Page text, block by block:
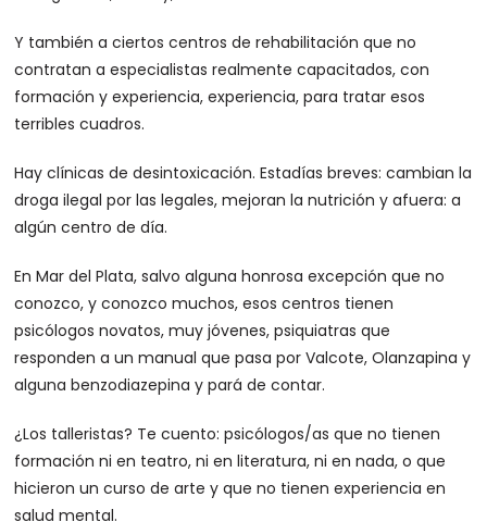
Y también a ciertos centros de rehabilitación que no
contratan a especialistas realmente capacitados, con
formación y experiencia, experiencia, para tratar esos
terribles cuadros.
Hay clínicas de desintoxicación. Estadías breves: cambian la
droga ilegal por las legales, mejoran la nutrición y afuera: a
algún centro de día.
En Mar del Plata, salvo alguna honrosa excepción que no
conozco, y conozco muchos, esos centros tienen
psicólogos novatos, muy jóvenes, psiquiatras que
responden a un manual que pasa por Valcote, Olanzapina y
alguna benzodiazepina y pará de contar.
¿Los talleristas? Te cuento: psicólogos/as que no tienen
formación ni en teatro, ni en literatura, ni en nada, o que
hicieron un curso de arte y que no tienen experiencia en
salud mental.